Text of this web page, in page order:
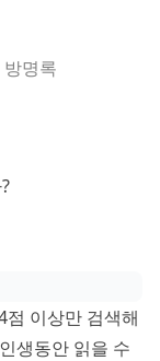
방명록
점 이상만 검색해
생동안 읽을 수